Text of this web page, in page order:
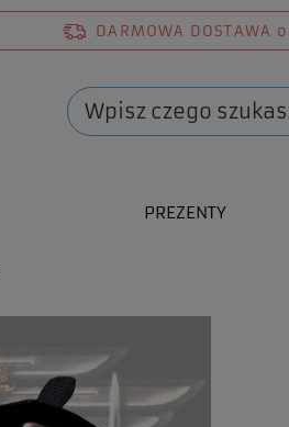
DARMOWA DOSTAWA
PREZENTY